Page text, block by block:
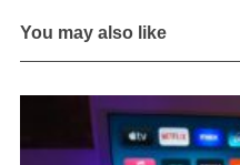
You may also like